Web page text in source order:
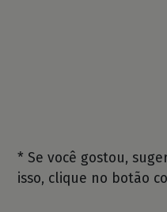
* Se você gostou,
isso, clique no botão